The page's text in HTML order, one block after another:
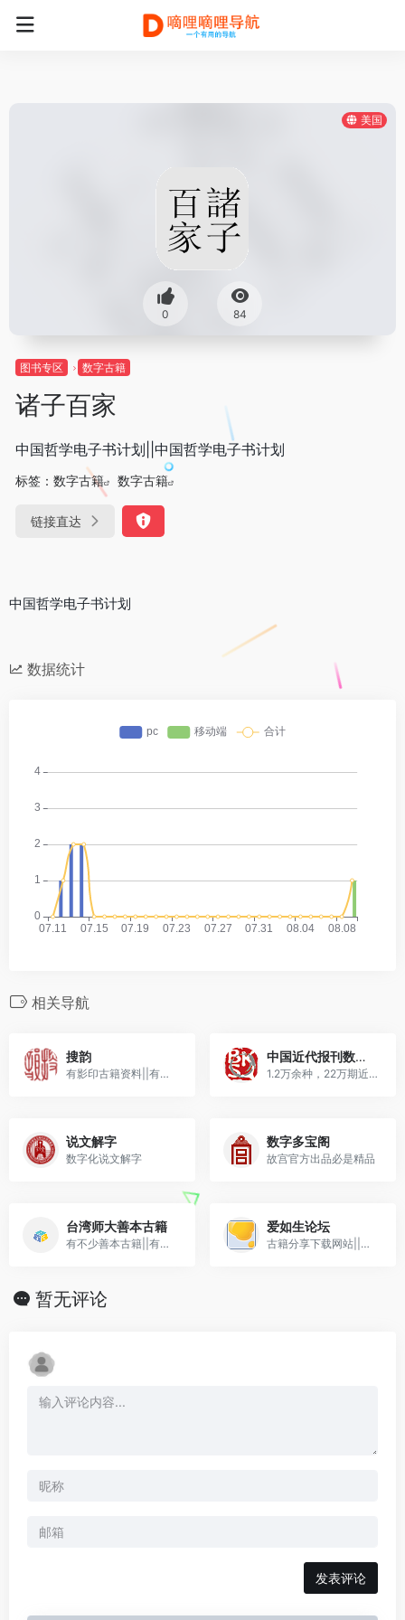
美国
0 84
图书专区 数字古籍
诸子百家
中国哲学电子书计划||中国哲学电子书计划
标签： 数字古籍 数字古籍
链接直达
中国哲学电子书计划
数据统计
相关导航
搜韵
有影印古籍资料||有影印古籍资料
中国近代报刊数据库
1.2万余种，22万期近代报刊||1.2万余种，22万期近代报刊
说文解字
数字化说文解字
数字多宝阁
故宫官方出品必是精品
台湾师大善本古籍
有不少善本古籍||有不少善本古籍
爱如生论坛
古籍分享下载网站||古籍分享下载网站
暂无评论
发表评论